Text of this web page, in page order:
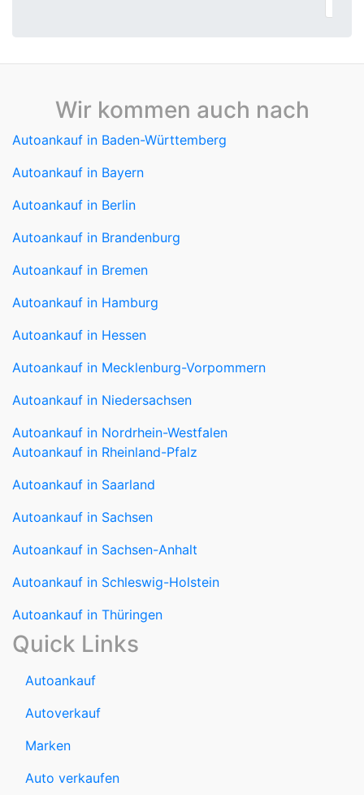
Wir kommen auch nach
Autoankauf in Baden-Württemberg
Autoankauf in Bayern
Autoankauf in Berlin
Autoankauf in Brandenburg
Autoankauf in Bremen
Autoankauf in Hamburg
Autoankauf in Hessen
Autoankauf in Mecklenburg-Vorpommern
Autoankauf in Niedersachsen
Autoankauf in Nordrhein-Westfalen
Autoankauf in Rheinland-Pfalz
Autoankauf in Saarland
Autoankauf in Sachsen
Autoankauf in Sachsen-Anhalt
Autoankauf in Schleswig-Holstein
Autoankauf in Thüringen
Quick Links
Autoankauf
Autoverkauf
Marken
Auto verkaufen